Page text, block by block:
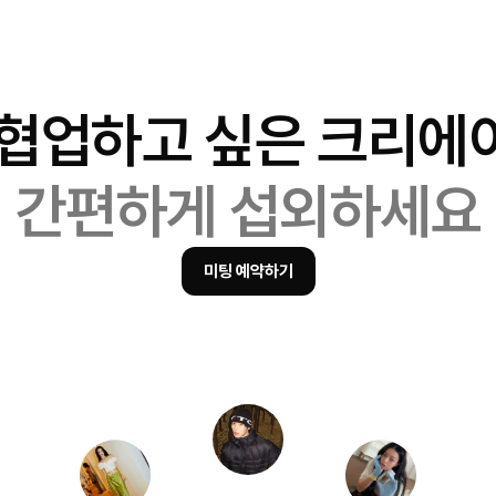
업하고 싶은 크리에
간편하게 섭외하세요
미팅 예약하기